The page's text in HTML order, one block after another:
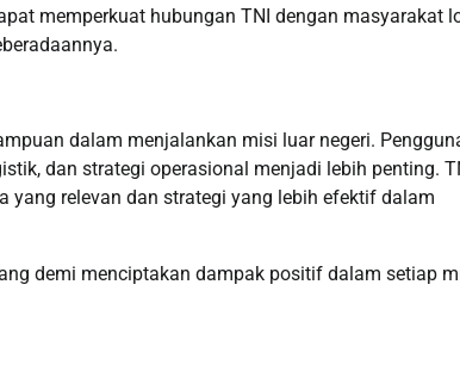
memperkuat hubungan TNI dengan masyarakat
dalam menjalankan misi luar negeri.
dan strategi operasional menjadi lebih penting.
relevan dan strategi yang lebih efektif dalam
demi menciptakan dampak positif dalam setiap